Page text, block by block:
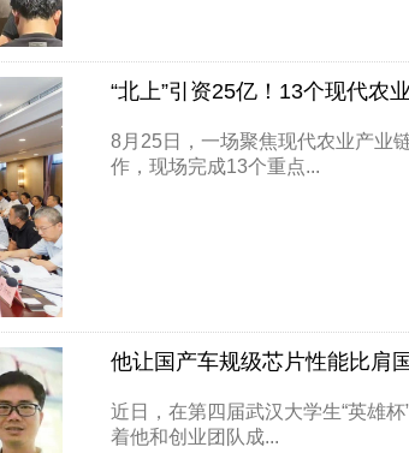
“北上”引资25亿！13个现代农
8月25日，一场聚焦现代农业产业
作，现场完成13个重点...
他让国产车规级芯片性能比肩
近日，在第四届武汉大学生“英雄
着他和创业团队成...